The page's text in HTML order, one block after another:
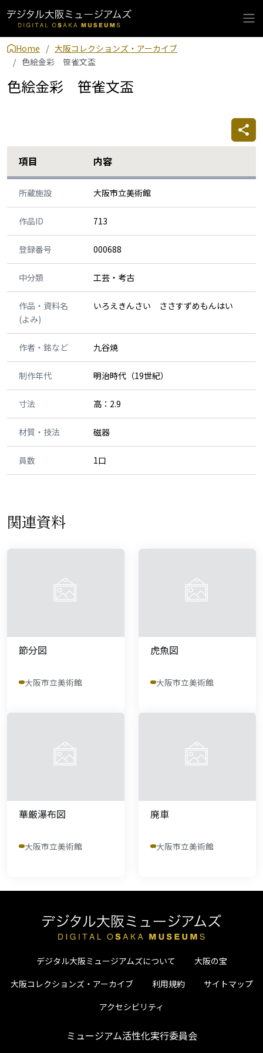
Home
大阪コレクションズ・アーカイブ
色絵金彩 笹雀文盃
色絵金彩 笹雀文盃
項目 内容
所蔵施設 大阪市立美術館
作品ID 713
登録番号 000688
中分類 工芸・考古
作品・資料名
(よみ)
いろえきんさい ささすずめもんはい
作者・銘など 九谷焼
制作年代 明治時代（19世紀）
寸法 高：2.9
材質・技法 磁器
員数 1口
関連資料
節分図
大阪市立美術館
虎魚図
大阪市立美術館
華厳瀑布図
大阪市立美術館
廃車
大阪市立美術館
デジタル大阪ミュージアムズについて
大阪の宝
大阪コレクションズ・アーカイブ
利用規約
サイトマップ
アクセシビリティ
ミュージアム活性化実行委員会